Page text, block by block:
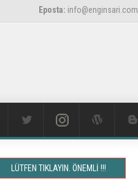
Eposta: info@enginsari.com
LÜTFEN TIKLAYIN. ÖNEMLİ !!!